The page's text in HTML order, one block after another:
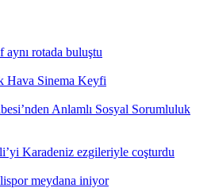
aynı rotada buluştu
Hava Sinema Keyfi
Anlamlı Sosyal Sorumluluk
Karadeniz ezgileriyle coşturdu
meydana iniyor